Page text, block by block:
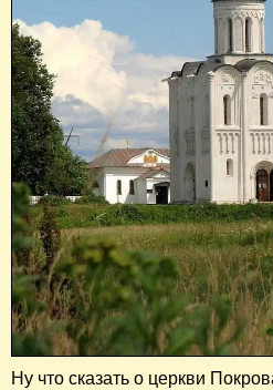
Ну что сказать о церкви